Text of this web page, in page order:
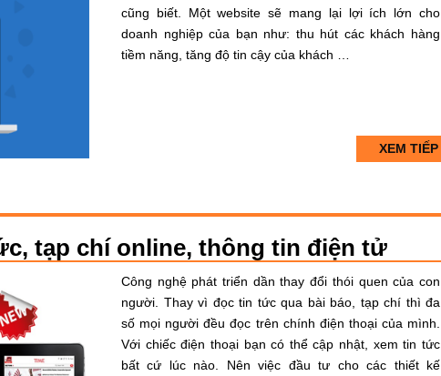
cũng biết. Một website sẽ mang lại lợi ích lớn cho
doanh nghiệp của bạn như: thu hút các khách hàng
tiềm năng, tăng độ tin cậy của khách …
XEM TIẾP
tạp chí online, thông tin điện tử
Công nghệ phát triển dần thay đổi thói quen của con
người. Thay vì đọc tin tức qua bài báo, tạp chí thì đa
số mọi người đều đọc trên chính điện thoại của mình.
Với chiếc điện thoại bạn có thể cập nhật, xem tin tức
bất cứ lúc nào. Nên việc đầu tư cho các thiết kế